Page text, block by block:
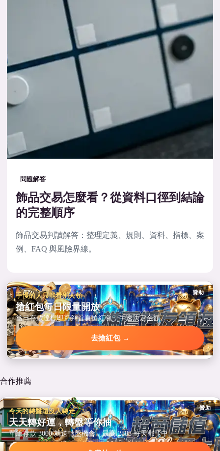
問題解答
飾品交易怎麼看？從資料口徑到結論
的完整順序
飾品交易判讀解答：整理定義、規則、資料、指標、案
例、FAQ 與風險界線。
贊助
手慢的人只能看別人領
搶紅包每日限量開放
當日存款達標即可到首頁搶紅包，手速決定金額。
去搶紅包 →
合作推薦
贊助
今天的轉盤還沒人轉走
天天轉好運，轉盤等你抽
單筆存款 3000 就送轉盤機會，最高 2888 每天都能中。